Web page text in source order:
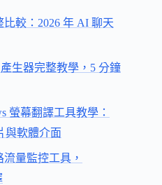
比較：2026 年 AI 聊天
生器完整教學，5 分鐘
螢幕翻譯工具教學：
與軟體介面
量監控工具，